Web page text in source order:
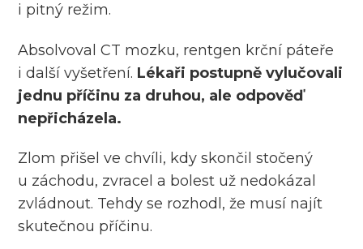
i pitný režim.
Absolvoval CT mozku, rentgen krční páteře
i další vyšetření. Lékaři postupně vylučovali
jednu příčinu za druhou, ale odpověď
nepřicházela.
Zlom přišel ve chvíli, kdy skončil stočený
u záchodu, zvracel a bolest už nedokázal
zvládnout. Tehdy se rozhodl, že musí najít
skutečnou příčinu.